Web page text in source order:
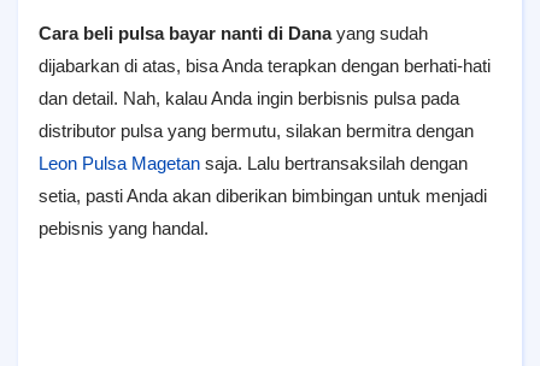
Cara beli pulsa bayar nanti di Danayang sudah
dijabarkan di atas, bisa Anda terapkan dengan berhati-hati
dan detail. Nah, kalau Anda ingin berbisnis pulsa pada
distributor pulsa yang bermutu, silakan bermitra dengan
Leon Pulsa Magetan saja. Lalu bertransaksilah dengan
setia, pasti Anda akan diberikan bimbingan untuk menjadi
pebisnis yang handal.